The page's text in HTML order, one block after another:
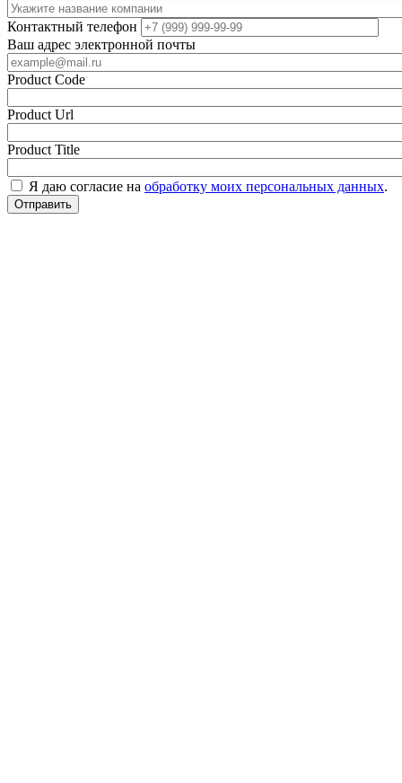
Контактный телефон
Ваш адрес электронной почты
Product Code
Product Url
Product Title
Я даю согласие на обработку моих персональных данных.
Отправить